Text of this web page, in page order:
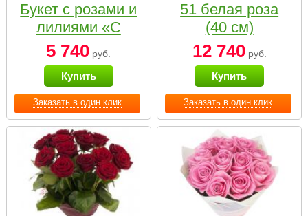
Заказать в один клик
Букет с розами и
лилиями «С
наилучшими
пожеланиями»
5 740 руб.
Купить
Заказать в один клик
51 белая роза
(40 см)
12 740руб.
Купить